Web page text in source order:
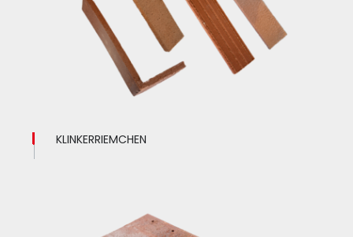
KLINKERRIEMCHEN